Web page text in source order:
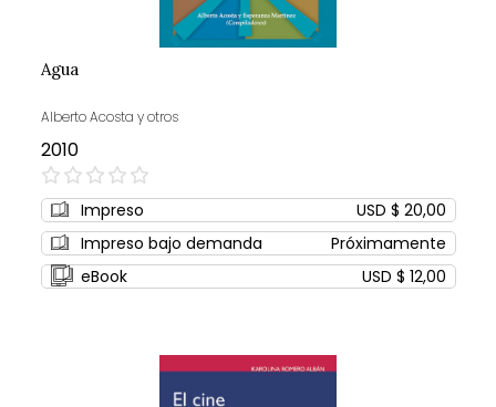
Agua
Alberto Acosta y otros
2010
0%
Impreso
USD $ 20,00
Impreso bajo demanda
Próximamente
eBook
USD $ 12,00